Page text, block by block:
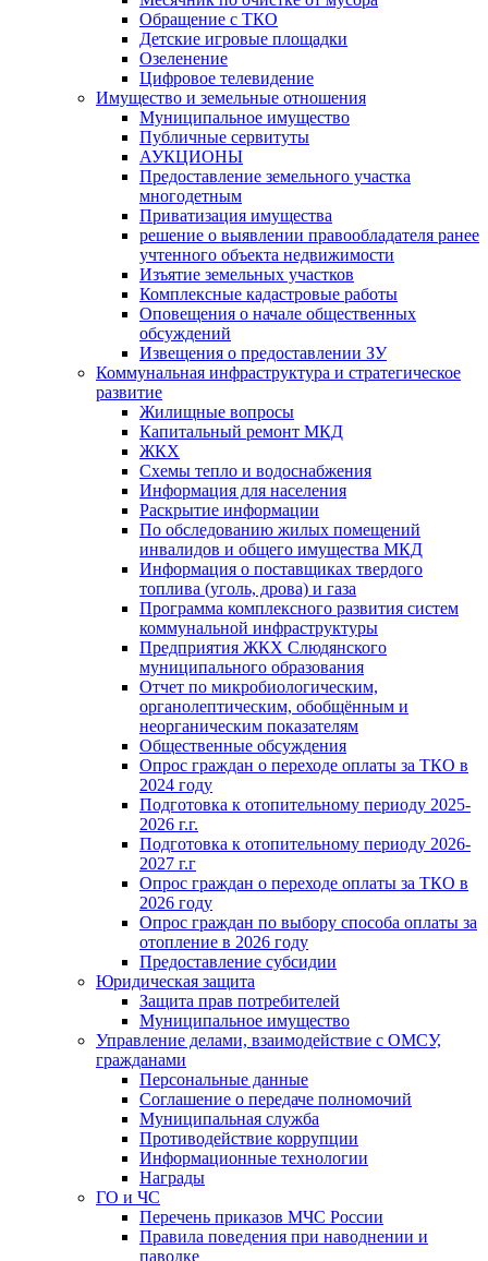
Обращение с ТКО
Детские игровые площадки
Озеленение
Цифровое телевидение
Имущество и земельные отношения
Муниципальное имущество
Публичные сервитуты
АУКЦИОНЫ
Предоставление земельного участка
многодетным
Приватизация имущества
решение о выявлении правообладателя ранее
учтенного объекта недвижимости
Изъятие земельных участков
Комплексные кадастровые работы
Оповещения о начале общественных
обсуждений
Извещения о предоставлении ЗУ
Коммунальная инфраструктура и стратегическое
развитие
Жилищные вопросы
Капитальный ремонт МКД
ЖКХ
Схемы тепло и водоснабжения
Информация для населения
Раскрытие информации
По обследованию жилых помещений
инвалидов и общего имущества МКД
Информация о поставщиках твердого
топлива (уголь, дрова) и газа
Программа комплексного развития систем
коммунальной инфраструктуры
Предприятия ЖКХ Слюдянского
муниципального образования
Отчет по микробиологическим,
органолептическим, обобщённым и
неорганическим показателям
Общественные обсуждения
Опрос граждан о переходе оплаты за ТКО в
2024 году
Подготовка к отопительному периоду 2025-
2026 г.г.
Подготовка к отопительному периоду 2026-
2027 г.г
Опрос граждан о переходе оплаты за ТКО в
2026 году
Опрос граждан по выбору способа оплаты за
отопление в 2026 году
Предоставление субсидии
Юридическая защита
Защита прав потребителей
Муниципальное имущество
Управление делами, взаимодействие с ОМСУ,
гражданами
Персональные данные
Соглашение о передаче полномочий
Муниципальная служба
Противодействие коррупции
Информационные технологии
Награды
ГО и ЧС
Перечень приказов МЧС России
Правила поведения при наводнении и
паводке